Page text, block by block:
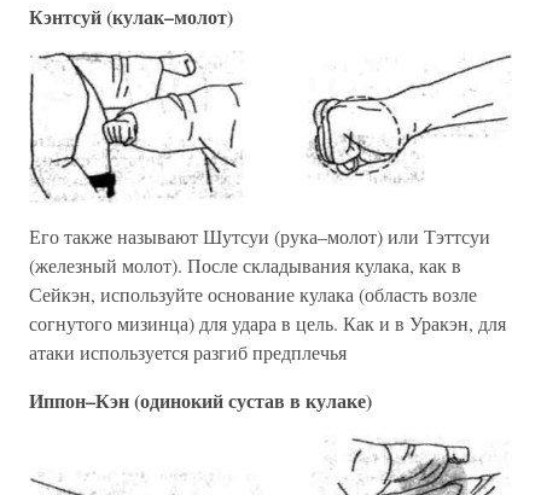
Кэнтсуй (кулак–молот)
Его также называют Шутсуи (рука–молот) или Тэттсуи
(железный молот). После складывания кулака, как в
Сейкэн, используйте основание кулака (область возле
согнутого мизинца) для удара в цель. Как и в Уракэн, для
атаки используется разгиб предплечья
Иппон–Кэн (одинокий сустав в кулаке)